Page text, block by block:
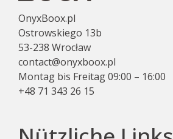
OnyxBoox.pl
Ostrowskiego 13b
53-238 Wrocław
contact@onyxboox.pl
Montag bis Freitag 09:00 – 16:00
+48 71 343 26 15